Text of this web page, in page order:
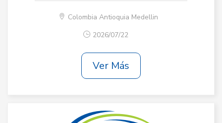
Colombia Antioquia Medellin
2026/07/22
Ver Más